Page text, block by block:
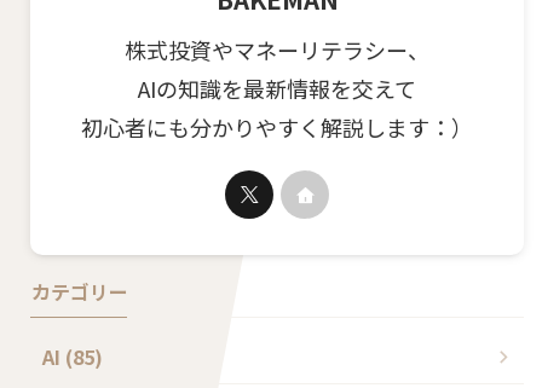
株式投資やマネーリテラシー、
AIの知識を最新情報を交えて
初心者にも分かりやすく解説します：）
カテゴリー
AI (85)